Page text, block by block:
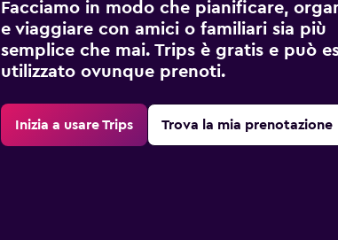
Facciamo in modo che pianificare,
e viaggiare con amici o familiari sia più
semplice che mai. Trips è gratis e può
utilizzato ovunque prenoti.
Inizia a usare Trips Trova la mia prenotazione